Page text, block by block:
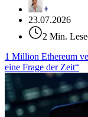
23.07.2026
2 Min.
1 Million Ethereum
eine Frage der Zeit“